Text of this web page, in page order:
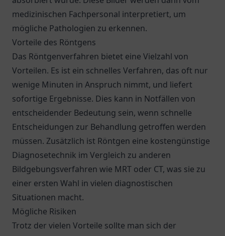
medizinischen Fachpersonal interpretiert, um
mögliche Pathologien zu erkennen.
Vorteile des Röntgens
Das Röntgenverfahren bietet eine Vielzahl von
Vorteilen. Es ist ein schnelles Verfahren, das oft nur
wenige Minuten in Anspruch nimmt, und liefert
sofortige Ergebnisse. Dies kann in Notfällen von
entscheidender Bedeutung sein, wenn schnelle
Entscheidungen zur Behandlung getroffen werden
müssen. Zusätzlich ist Röntgen eine kostengünstige
Diagnosetechnik im Vergleich zu anderen
Bildgebungsverfahren wie MRT oder CT, was sie zu
einer ersten Wahl in vielen diagnostischen
Situationen macht.
Mögliche Risiken
Trotz der vielen Vorteile sollte man sich der